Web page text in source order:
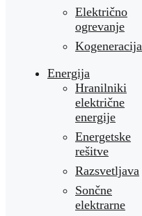
Električno
ogrevanje
Kogeneracija
Energija
Hranilniki
električne
energije
Energetske
rešitve
Razsvetljava
Sončne
elektrarne